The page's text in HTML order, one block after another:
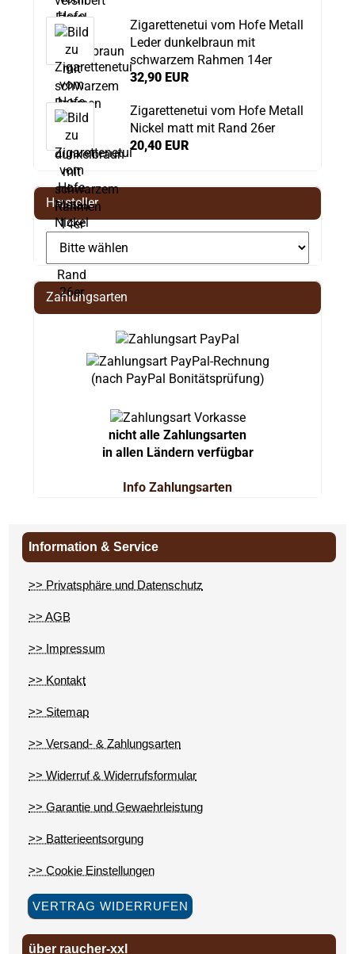
Zigarettenetui vom Hofe Metall
Leder dunkelbraun mit
schwarzem Rahmen 14er
32,90 EUR
Zigarettenetui vom Hofe Metall
Nickel matt mit Rand 26er
20,40 EUR
Hersteller
Zahlungsarten
(nach PayPal Bonitätsprüfung)
nicht alle Zahlungsarten
in allen Ländern verfügbar
Info Zahlungsarten
Information & Service
>> Privatsphäre und Datenschutz
>> AGB
>> Impressum
>> Kontakt
>> Sitemap
>> Versand- & Zahlungsarten
>> Widerruf & Widerrufsformular
>> Garantie und Gewaehrleistung
>> Batterieentsorgung
>> Cookie Einstellungen
VERTRAG WIDERRUFEN
über raucher-xxl